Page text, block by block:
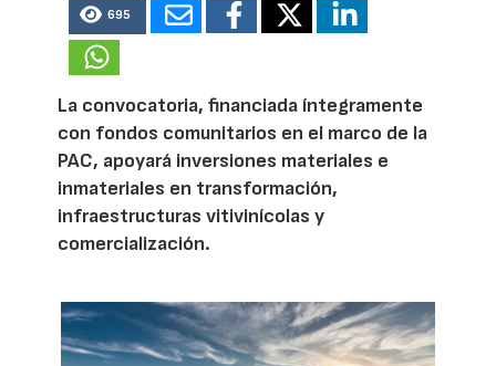
695
La convocatoria, financiada íntegramente
con fondos comunitarios en el marco de la
PAC, apoyará inversiones materiales e
inmateriales en transformación,
infraestructuras vitivinícolas y
comercialización.